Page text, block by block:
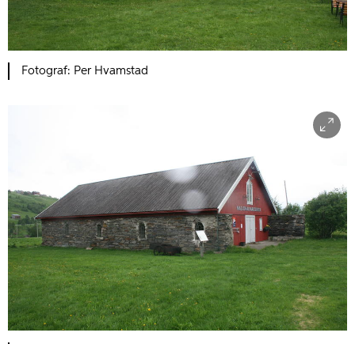
Fotograf: Per Hvamstad